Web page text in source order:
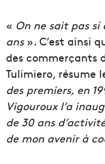
« On ne sait pas si
ans». C’est ainsi
des commerçants
Tulimiero, résume
des premiers, en
Vigouroux l’a
de 30 ans
de mon avenir à